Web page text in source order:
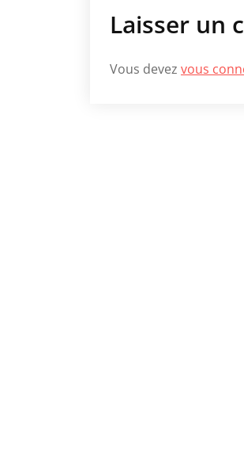
Laisser un
Vous devez vous